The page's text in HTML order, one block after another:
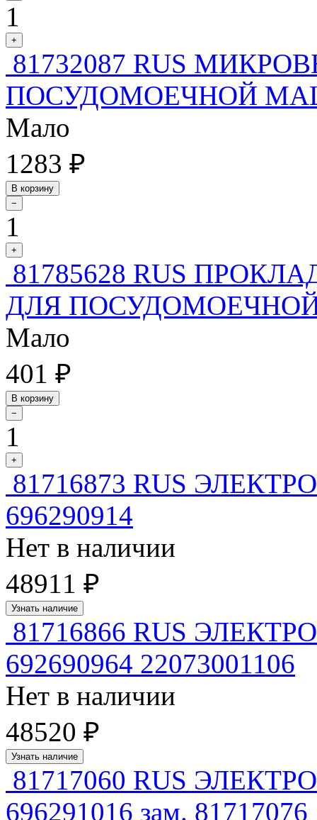
1
+
81732087 RUS
ПОСУДОМОЕЧНОЙ
Мало
1283 ₽
В корзину
−
1
+
81785628 RUS
ДЛЯ
Мало
401 ₽
В корзину
−
1
+
81716873 RUS
696290914
Нет в наличии
48911 ₽
Узнать наличие
81716866 RUS
692690964 22073001106
Нет в наличии
48520 ₽
Узнать наличие
81717060 RUS
696291016 зам. 81717076